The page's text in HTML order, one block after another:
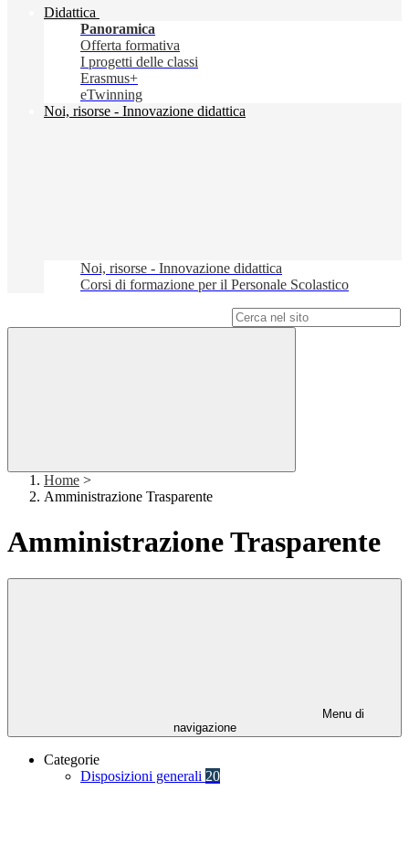
Didattica
Panoramica
Offerta formativa
I progetti delle classi
Erasmus+
eTwinning
Noi, risorse - Innovazione didattica
Noi, risorse - Innovazione didattica
Corsi di formazione per il Personale Scolastico
Home >
Amministrazione Trasparente
Amministrazione Trasparente
Menu di
navigazione
Categorie
Disposizioni generali 20